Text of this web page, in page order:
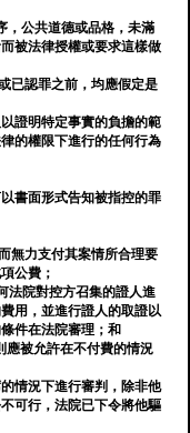
，公共道德或品格，未滿
被法律授權或要求這樣做
已認罪之前，均應假定是
證明特定事實的負擔的範
的權限下進行的任何行為
書面形式告知被指控的罪
無力支付其案情所合理要
公費；
法院對控方召集的證人進
用，並進行證人的取證以
件在法院審理；和
應被允許在不付費的情況
情況下進行審判，除非他
可行，法院已下令將他驅